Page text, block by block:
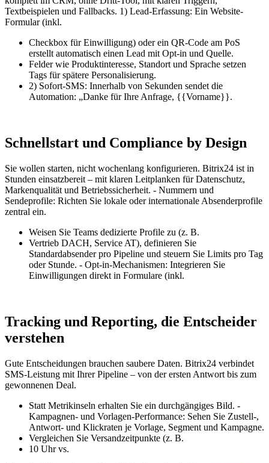
Textbeispielen und Fallbacks. 1) Lead-Erfassung: Ein Website-
Formular (inkl.
Checkbox für Einwilligung) oder ein QR-Code am PoS
erstellt automatisch einen Lead mit Opt-in und Quelle.
Felder wie Produktinteresse, Standort und Sprache setzen
Tags für spätere Personalisierung.
2) Sofort-SMS: Innerhalb von Sekunden sendet die
Automation: „Danke für Ihre Anfrage, {{Vorname}}.
Schnellstart und Compliance by Design
Sie wollen starten, nicht wochenlang konfigurieren. Bitrix24 ist in
Stunden einsatzbereit – mit klaren Leitplanken für Datenschutz,
Markenqualität und Betriebssicherheit. - Nummern und
Sendeprofile: Richten Sie lokale oder internationale Absenderprofile
zentral ein.
Weisen Sie Teams dedizierte Profile zu (z. B.
Vertrieb DACH, Service AT), definieren Sie
Standardabsender pro Pipeline und steuern Sie Limits pro Tag
oder Stunde. - Opt-in-Mechanismen: Integrieren Sie
Einwilligungen direkt in Formulare (inkl.
Tracking und Reporting, die Entscheider
verstehen
Gute Entscheidungen brauchen saubere Daten. Bitrix24 verbindet
SMS-Leistung mit Ihrer Pipeline – von der ersten Antwort bis zum
gewonnenen Deal.
Statt Metrikinseln erhalten Sie ein durchgängiges Bild. -
Kampagnen- und Vorlagen-Performance: Sehen Sie Zustell-,
Antwort- und Klickraten je Vorlage, Segment und Kampagne.
Vergleichen Sie Versandzeitpunkte (z. B.
10 Uhr vs.